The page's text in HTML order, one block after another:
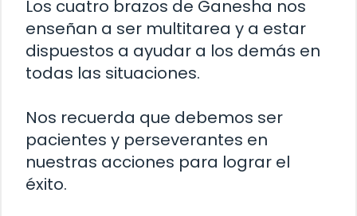
Los cuatro brazos de Ganesha nos
enseñan a ser multitarea y a estar
dispuestos a ayudar a los demás en
todas las situaciones.
Nos recuerda que debemos ser
pacientes y perseverantes en
nuestras acciones para lograr el
éxito.